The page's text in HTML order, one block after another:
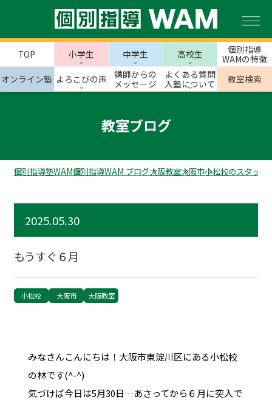
TOP 小学生 中学生 高校生
個別指導
WAMの特徴
オンライン塾 よろこびの声
講師からの
メッセージ
よくある質問
入塾について
教室検索
教室ブログ
個別指導塾WAM個別指導WAM ブログ大阪教室大阪市小松校のスタッフ
2025.05.30
もうすぐ６月
小松校 大阪市 大阪教室
みなさんこんにちは！大阪市東淀川区にある小松校
の林です(^-^)
気づけば今日は5月30日…あさってから６月に突入で